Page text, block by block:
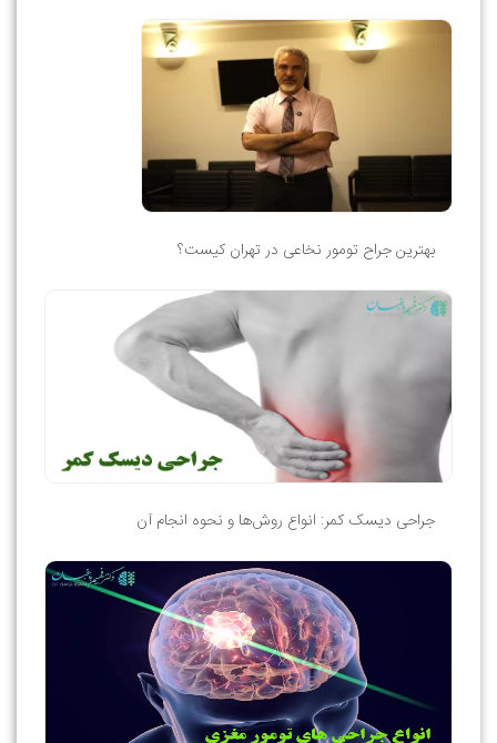
بهترین جراح تومور نخاعی در تهران کیست؟
جراحی دیسک کمر: انواع روش‌ها و نحوه انجام آن